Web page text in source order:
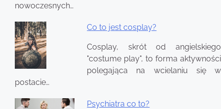
nowoczesnych…
Co to jest cosplay?
Cosplay, skrót od angielskiego
"costume play", to forma aktywności
polegająca na wcielaniu się w
postacie…
Psychiatra co to?